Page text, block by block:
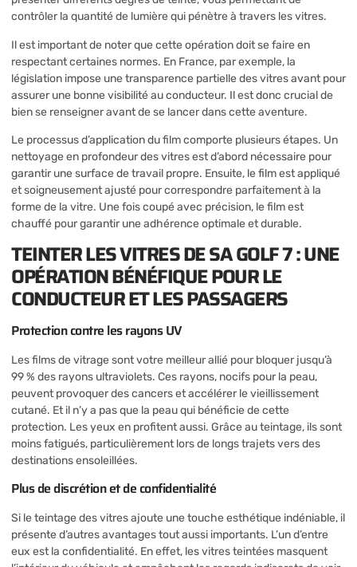
contrôler la quantité de lumière qui pénètre à travers les vitres.
Il est important de noter que cette opération doit se faire en
respectant certaines normes. En France, par exemple, la
législation impose une transparence partielle des vitres avant pour
assurer une bonne visibilité au conducteur. Il est donc crucial de
bien se renseigner avant de se lancer dans cette aventure.
Le processus d’application du film comporte plusieurs étapes. Un
nettoyage en profondeur des vitres est d’abord nécessaire pour
garantir une surface de travail propre. Ensuite, le film est appliqué
et soigneusement ajusté pour correspondre parfaitement à la
forme de la vitre. Une fois coupé avec précision, le film est
chauffé pour garantir une adhérence optimale et durable.
TEINTER LES VITRES DE SA GOLF 7 : UNE
OPÉRATION BÉNÉFIQUE POUR LE
CONDUCTEUR ET LES PASSAGERS
Protection contre les rayons UV
Les films de vitrage sont votre meilleur allié pour bloquer jusqu’à
99 % des rayons ultraviolets. Ces rayons, nocifs pour la peau,
peuvent provoquer des cancers et accélérer le vieillissement
cutané. Et il n’y a pas que la peau qui bénéficie de cette
protection. Les yeux en profitent aussi. Grâce au teintage, ils sont
moins fatigués, particulièrement lors de longs trajets vers des
destinations ensoleillées.
Plus de discrétion et de confidentialité
Si le teintage des vitres ajoute une touche esthétique indéniable, il
présente d’autres avantages tout aussi importants. L’un d’entre
eux est la confidentialité. En effet, les vitres teintées masquent